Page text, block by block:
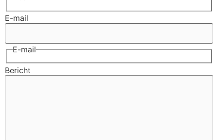
E-mail
E-mail
Bericht